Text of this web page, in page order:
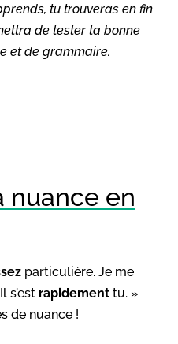
tu trouveras en fin
de tester ta bonne
et de grammaire.
nuance en
particulière. Je me
s’est rapidement tu. »
de nuance !